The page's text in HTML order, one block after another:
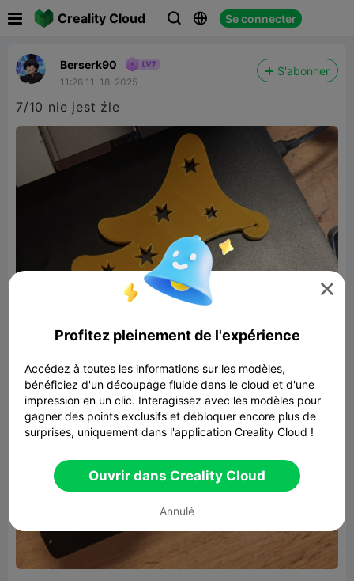
Creality Cloud   Se connecter
Berserk90
11:26 11-18-2025
S'abonner
7/10 nie jest źle

Profitez pleinement de l'expérience
Accédez à toutes les informations sur les modèles,
bénéficiez d'un découpage fluide dans le cloud et d'une
impression en un clic. Interagissez avec les modèles pour
gagner des points exclusifs et débloquer encore plus de
surprises, uniquement dans l'application Creality Cloud !
Ouvrir dans Creality Cloud
Annulé